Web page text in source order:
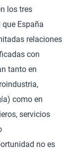
los tres
España
relaciones
con
tanto en
como en
servicios
no es